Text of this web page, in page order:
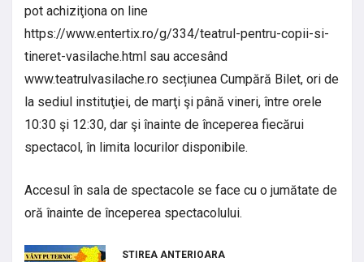
pot achiziţiona on line
https://www.entertix.ro/g/334/teatrul-pentru-copii-si-
tineret-vasilache.html sau accesând
www.teatrulvasilache.ro secțiunea Cumpără Bilet, ori de
la sediul instituţiei, de marţi şi până vineri, între orele
10:30 şi 12:30, dar şi înainte de începerea fiecărui
spectacol, în limita locurilor disponibile.
Accesul în sala de spectacole se face cu o jumătate de
oră înainte de începerea spectacolului.
STIREA ANTERIOARA